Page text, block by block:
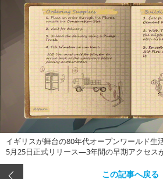
イギリスが舞台の80年代オープンワールド生
5月25日正式リリース―3年間の早期アクセス
この記事へ戻る